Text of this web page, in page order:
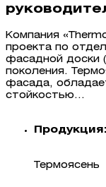
Компания
проекта по
фасадной доски
поколения.
фасада,
стойкостью...
Продукция:
Термоясень